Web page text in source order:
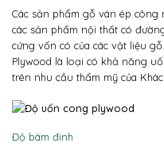
Các sản phẩm gỗ ván ép
các sản phẩm nội thất có
cứng vốn có của các vật liệu
Plywood là loại có khả năng
trên nhu cầu thẩm mỹ của
Độ bám đinh